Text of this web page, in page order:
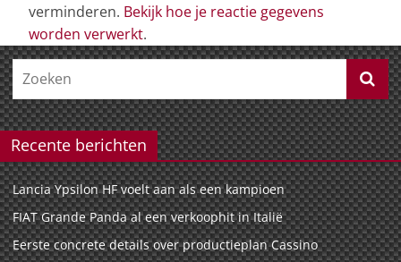
verminderen. Bekijk hoe je reactie gegevens
worden verwerkt.
Recente berichten
Lancia Ypsilon HF voelt aan als een kampioen
FIAT Grande Panda al een verkoophit in Italië
Eerste concrete details over productieplan Cassino